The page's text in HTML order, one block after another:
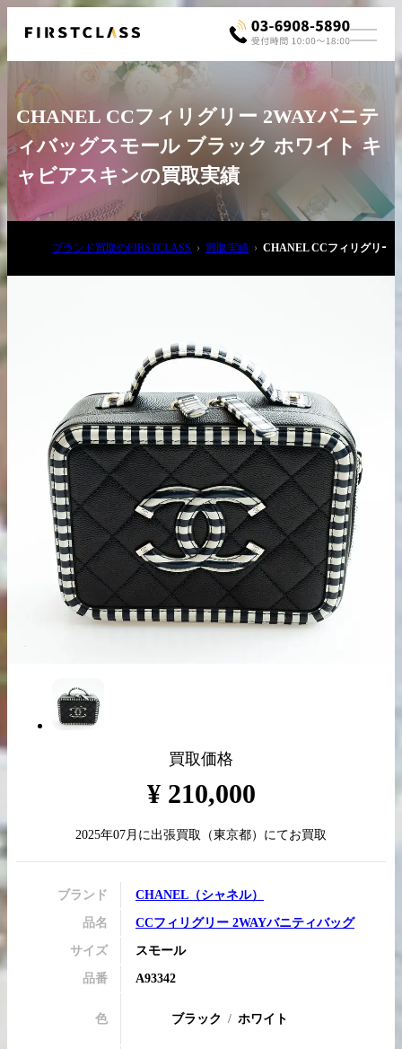
03-6908-5890
出張買取の
お申込み
宅配買取の
お申込み
LINE査定
買取実績はこちらから
CHANEL CCフィリグリー 2WAYバニテ
ィバッグスモール ブラック ホワイト キ
ャビアスキンの買取実績
ブランド買取のFIRSTCLASS 買取実績 CHANEL CCフィリグリー
買取価格
¥ 210,000
2025年07月 に出張買取 （東京都）にてお買取
ブランド CHANEL （シャネル）
品名 CCフィリグリー 2WAYバニティバッグ
サイズ スモール
品番 A93342
色 ブラック ホワイト